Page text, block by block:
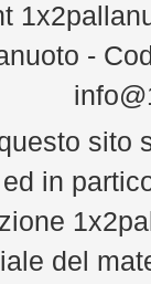
-
sito
in
del